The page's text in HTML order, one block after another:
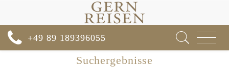
Toggle
+49 89 189396055
Suchergebnisse